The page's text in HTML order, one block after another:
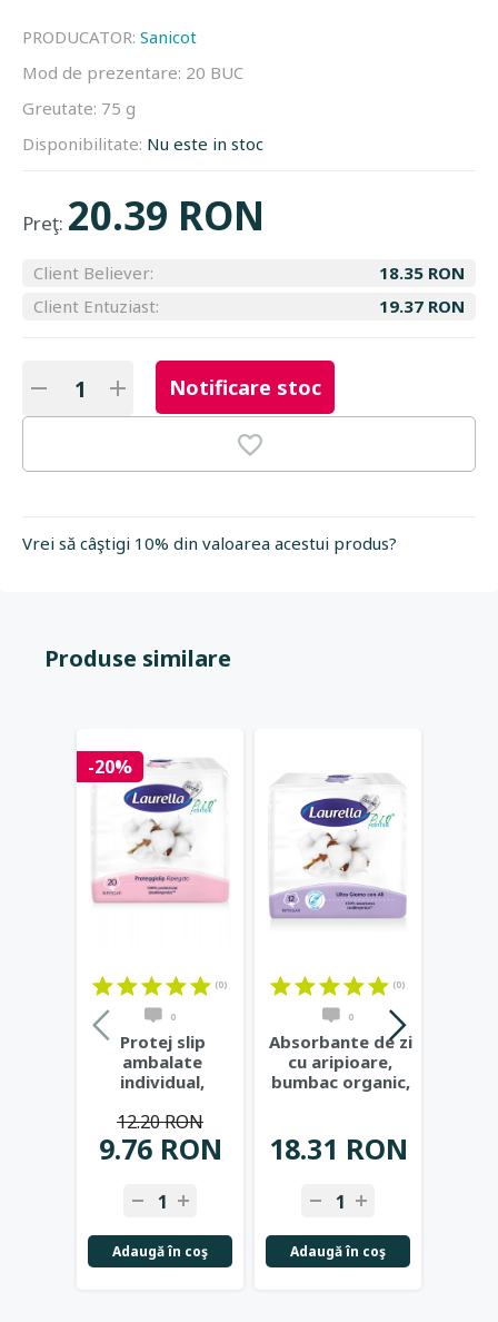
PRODUCATOR: Sanicot
Mod de prezentare: 20 BUC
Greutate: 75 g
Disponibilitate: Nu este in stoc
Preţ: 20.39 RON
Client Believer:
18.35 RON
Client Entuziast:
19.37 RON
Notificare stoc
Vrei să câştigi 10% din valoarea acestui produs?
Produse similare
-20%
(0)
0
Protej slip
ambalate
individual,
20buc - Laurella
9.76 RON
12.20 RON
Adaugă în coş
(0)
0
Absorbante de zi
cu aripioare,
bumbac organic,
18.31 RON
Adaugă în coş
+ +